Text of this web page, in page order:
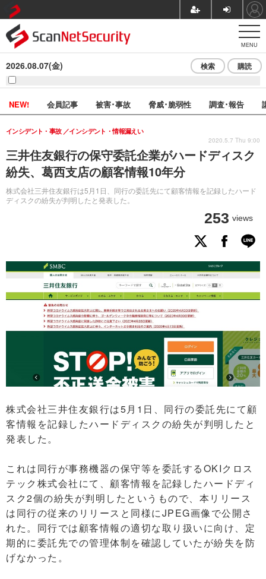
MENU
2026.08.07(金) 検索 購読
NEW! 会員記事 被害･事故 脅威･脆弱性 調査･報告
三井住友銀行の保守委託企業がハードディスク
紛失、葛西支店の顧客情報10年分
株式会社三井住友銀行は5月1日、同行の委託先にて顧客情報を記録したハード
ディスクの紛失が判明したと発表した。
インシデント・事故 インシデント・情報漏えい
253 views
2020.5.7 Thu 9:00
株式会社三井住友銀行は5月1日、同行の委託先にて顧
客情報を記録したハードディスクの紛失が判明したと
発表した。
これは同行が事務機器の保守等を委託するOKIクロス
テック株式会社にて、顧客情報を記録したハードディ
スク2個の紛失が判明したというもので、本リリース
は同行の従来のリリースと同様にJPEG画像で公開さ
れた。同行では顧客情報の適切な取り扱いに向け、定
期的に委託先での管理体制を確認していたが紛失を防
げなかった。